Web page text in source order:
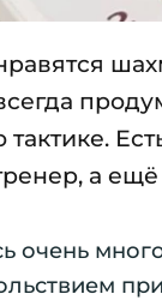
а
очень